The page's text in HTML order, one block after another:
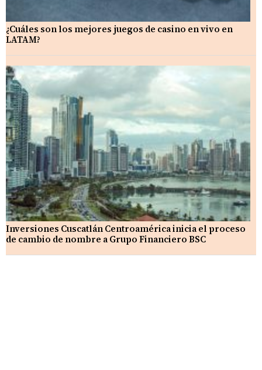
¿Cuáles son los mejores juegos de casino en vivo en
LATAM?
Inversiones Cuscatlán Centroamérica inicia el proceso
de cambio de nombre a Grupo Financiero BSC